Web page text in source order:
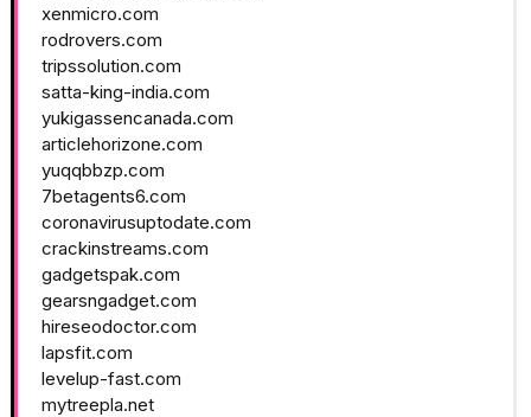
xenmicro.com
rodrovers.com
tripssolution.com
satta-king-india.com
yukigassencanada.com
articlehorizone.com
yuqqbbzp.com
7betagents6.com
coronavirusuptodate.com
crackinstreams.com
gadgetspak.com
gearsngadget.com
hireseodoctor.com
lapsfit.com
levelup-fast.com
mytreepla.net